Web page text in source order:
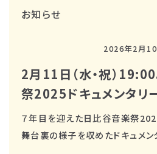
お知らせ
2026年2月10
2月11日（水・祝）
祭2025ドキュメンタリ
７年目を迎えた日比谷音楽祭
舞台裏の様子を収めたドキュメン